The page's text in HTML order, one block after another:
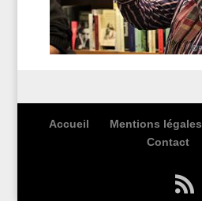
Accueil Mentions légales
Contact